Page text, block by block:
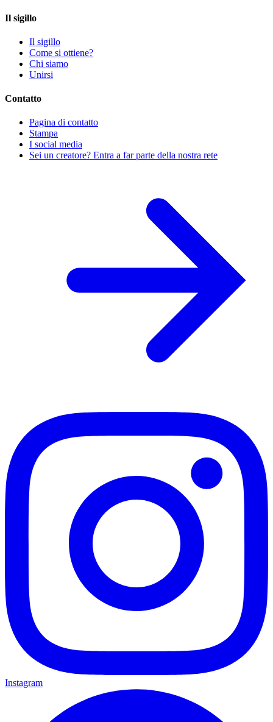
Il sigillo
Il sigillo
Come si ottiene?
Chi siamo
Unirsi
Contatto
Pagina di contatto
Stampa
I social media
Sei un creatore? Entra a far parte della nostra rete
Instagram